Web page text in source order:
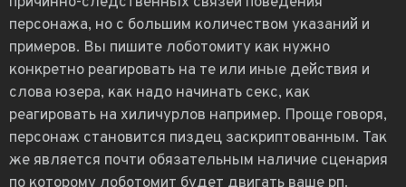
персонажа, но c большим количеством указаний и
примеров. Вы пишите лоботомиту как нужно
конкретно реагировать на те или иные действия и
слова юзера, как надо начинать секс, как
реагировать на хиличурлов например. Проще говоря,
персонаж становится пиздец заскриптованным. Так
же является почти обязательным наличие сценария